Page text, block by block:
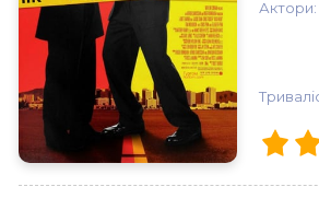
Актори: